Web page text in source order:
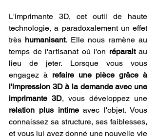
L'imprimante 3D, cet outil de haute
technologie, a paradoxalement un effet
très humanisant. Elle nous ramène au
temps de l'artisanat où l'on réparait au
lieu de jeter. Lorsque vous vous
engagez à refaire une pièce grâce à
l'impression 3D à la demande avec une
imprimante 3D
relation plus intime avec l'objet. Vous
connaissez sa structure, ses faiblesses,
et vous lui avez donné une nouvelle vie